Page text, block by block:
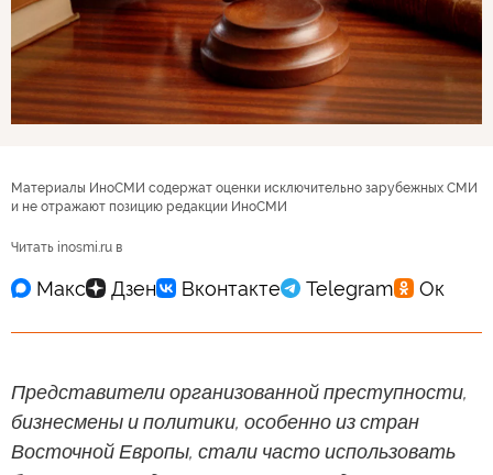
Материалы ИноСМИ содержат оценки исключительно зарубежных СМИ
и не отражают позицию редакции ИноСМИ
Читать inosmi.ru в
Представители организованной преступности,
бизнесмены и политики, особенно из стран
Восточной Европы, стали часто использовать